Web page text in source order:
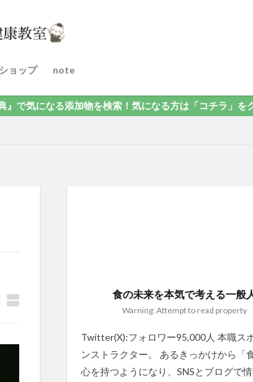
ョップ note
物を検索！気になる方は「コチラ」をクリック！
食の未来を本気で考える一般
Warning: Attempt to read property
Twitter(X):フォロワー95,000人 本職ス
ンストラクター。 あるきっかけから「
心を持つようになり、SNSとブログで